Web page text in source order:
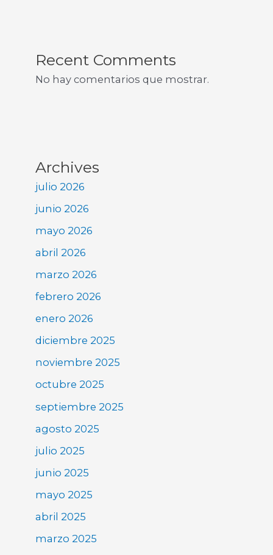
Recent Comments
No hay comentarios que mostrar.
Archives
julio 2026
junio 2026
mayo 2026
abril 2026
marzo 2026
febrero 2026
enero 2026
diciembre 2025
noviembre 2025
octubre 2025
septiembre 2025
agosto 2025
julio 2025
junio 2025
mayo 2025
abril 2025
marzo 2025